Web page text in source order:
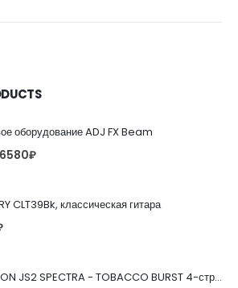
оборудование ADJ FX Beam
6580₽
CLT39Bk, классическая гитара
JACKSON JS2 SPECTRA - TOBACCO BURST 4-струнная бас-гитара